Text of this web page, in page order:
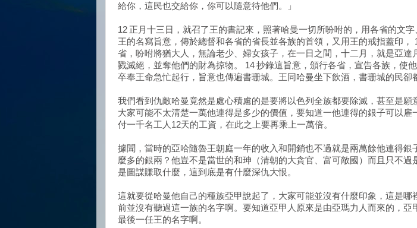
給你，這民也交給你，你可以隨意待他們。」
12 正月十三日，就召了王的書記來，照著哈曼一切所吩咐的，用各省的文
王的名寫旨意，傳於總督和各省的省長並各族的首領，又用王的戒指蓋印，
省，吩咐將猶大人，無論老少、婦女孩子，在一日之間，十二月，就是亞達
戮滅絕，並奪他們的財為掠物。 14 抄錄這旨意，頒行各省，宣告各族，使
卒奉王命急忙起行，旨意也傳遍書珊城。王同哈曼坐下飲酒，書珊城的民卻
我們看到仇敵哈曼竟然是處心積慮的是要將以色列全族都要除滅，甚至是願
大家可能不太清楚一萬他連得是多少的價值，要知道一他連得的銀子可以雇
付一千名工人12天的工資，在此之上要再乘上一萬倍。
據聞，當時的亞哈隨魯王朝庭一年的收入和開銷也不過就是兩萬餘他連得銀
麼多的銀兩？他豈不是當世的和珅（清朝的大貪官、富可敵國）而且只不過
是圖謀賺取什麼，這到底是有什麼深仇大恨。
這就要從哈曼他自己的種族亞甲說起了，大家可能並沒有什麼印象，這是哪
前並沒有聽過這一族的名字啊。要知道亞甲人原來是由亞瑪力人而來的，亞
最後一任王的名字啊。